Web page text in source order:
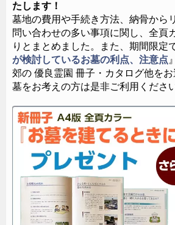
たします！
墓地の費用や手続き方法、納骨から
問い合わせの多い事項に関し、全頁
りとまとめました。また、期間限定
が検討しているお墓の利点、注意点
郊の 優良霊園 冊子・カタログ他を
墓をお考えの方は是非ご利用くださ